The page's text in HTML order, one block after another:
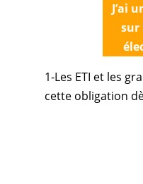
J’ai
sur
1-Les ETI et les
cette obligation